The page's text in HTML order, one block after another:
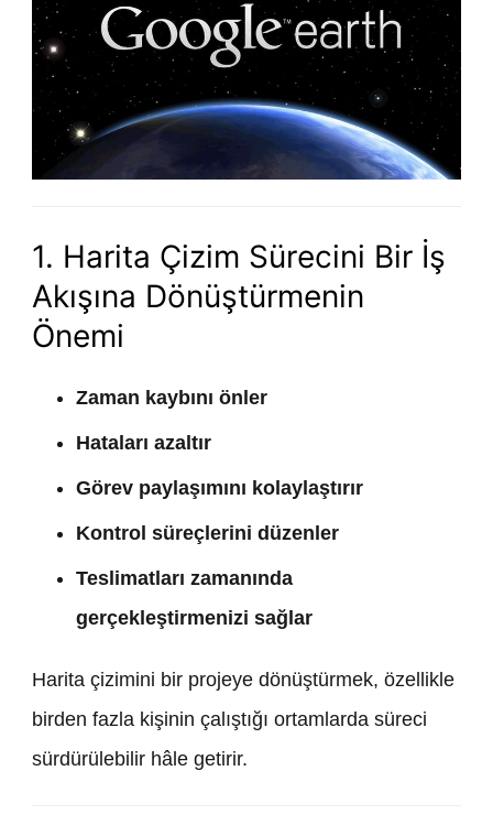
1. Harita Çizim Sürecini Bir İş
Akışına Dönüştürmenin
Önemi
Zaman kaybını önler
Hataları azaltır
Görev paylaşımını kolaylaştırır
Kontrol süreçlerini düzenler
Teslimatları zamanında
gerçekleştirmenizi sağlar
Harita çizimini bir projeye dönüştürmek, özellikle
birden fazla kişinin çalıştığı ortamlarda süreci
sürdürülebilir hâle getirir.